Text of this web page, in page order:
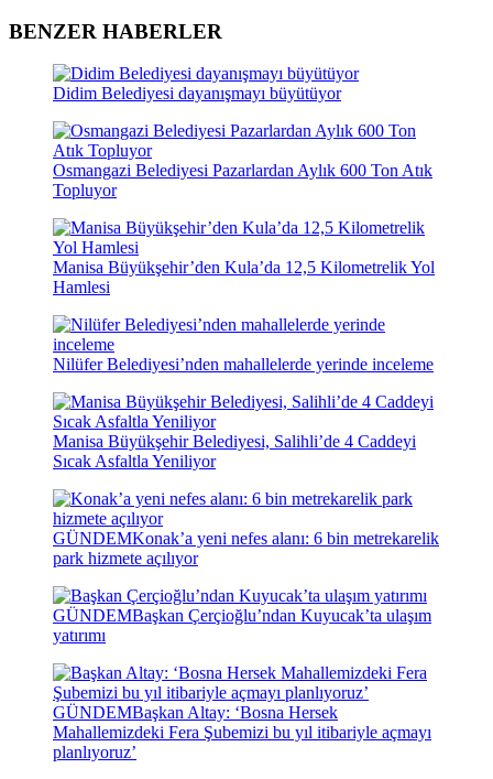
BENZER HABERLER
Didim Belediyesi dayanışmayı büyütüyor
Osmangazi Belediyesi Pazarlardan Aylık 600 Ton Atık
Topluyor
Manisa Büyükşehir’den Kula’da 12,5 Kilometrelik Yol
Hamlesi
Nilüfer Belediyesi’nden mahallelerde yerinde inceleme
Manisa Büyükşehir Belediyesi, Salihli’de 4 Caddeyi
Sıcak Asfaltla Yeniliyor
GÜNDEMKonak’a yeni nefes alanı: 6 bin metrekarelik
park hizmete açılıyor
GÜNDEMBaşkan Çerçioğlu’ndan Kuyucak’ta ulaşım
yatırımı
GÜNDEMBaşkan Altay: ‘Bosna Hersek
Mahallemizdeki Fera Şubemizi bu yıl itibariyle açmayı
planlıyoruz’